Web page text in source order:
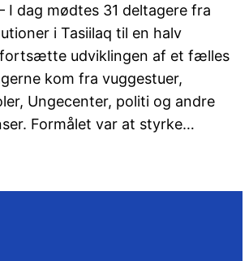
I dag mødtes 31 deltagere fra
i Tasiilaq til en halv
udviklingen af et fælles
kom fra vuggestuer,
Ungecenter, politi og andre
Formålet var at styrke…